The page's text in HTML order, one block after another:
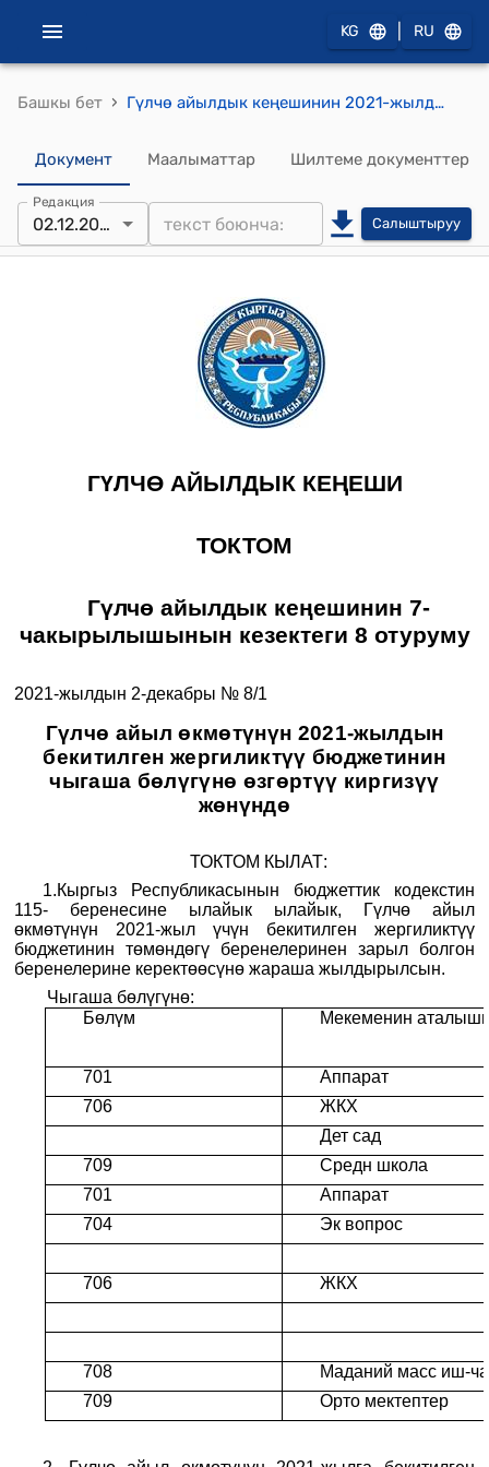
KG RU
Башкы бет › Гүлчө айылдык кеңешинин 2021-жылдын 2-декабрындагы № 8/1 "Гүлчө айыл өкмөтүнүн 2021-жылдын бекитилген жергиликтүү бюджетинин чыгаша бөлүгүнө өзгөртүү киргизүү жөнүндө" токтому
Документ Маалыматтар Шилтеме документтер
Редакция
02.12.2021 Салыштыруу